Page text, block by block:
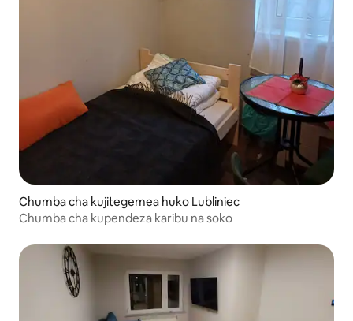
Chumba cha kujitegemea huko Lubliniec
Chumba cha kupendeza karibu na soko